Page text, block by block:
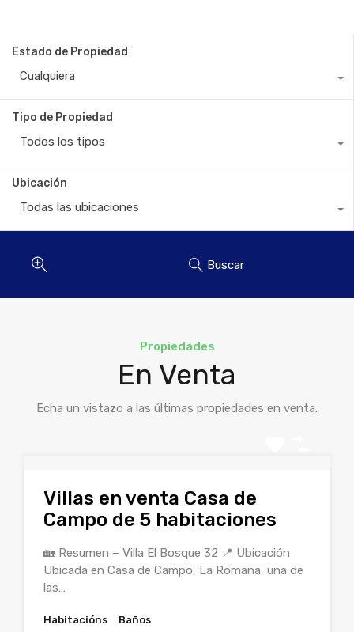
Estado de Propiedad
Cualquiera
Tipo de Propiedad
Todos los tipos
Ubicación
Todas las ubicaciones
Buscar
Propiedades
En Venta
Echa un vistazo a las últimas propiedades en venta.
Villas en venta Casa de
Campo de 5 habitaciones
🏡 Resumen – Villa El Bosque 32 📍 Ubicación
Ubicada en Casa de Campo, La Romana, una de
las…
Habitacións Baños